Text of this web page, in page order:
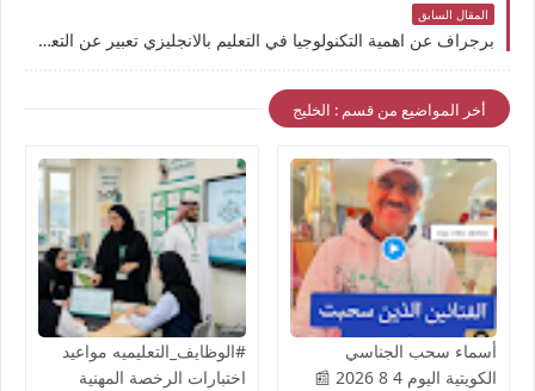
المقال السابق
برجراف عن اهمية التكنولوجيا في التعليم بالانجليزي تعبير عن التعليم عن بعد بالانجليزي ” مترجم “ The Importance of E-Learning: How Technology Has Transformed Education
أخر المواضيع من قسم : الخليج
أسماء سحب الجناسي
الكويتية اليوم 4 8 2026 📰
#الوظايف_التعليميه مواعيد
اختبارات الرخصة المهنية